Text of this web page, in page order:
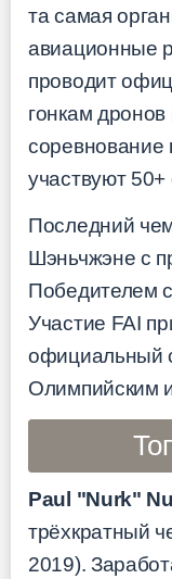
та самая
авиационные
проводит
гонкам дронов
соревнование
участвуют 50+
Последний
Шэньчжэне с
Победителем
Участие FAI
официальный
Олимпийским
Paul "Nurk"
трёхкратный
2019).